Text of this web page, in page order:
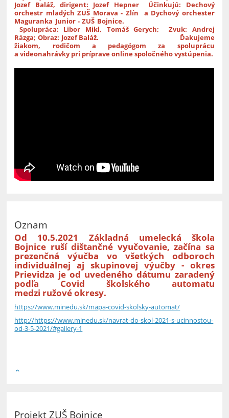
Jozef Baláž, dirigent: Jozef Hepner Účinkujú: Dechový
orchestr mladých ZUŠ Morava - Zlín a Dychový orchester
Maguranka Junior - ZUŠ Bojnice.
Spolupráca: Libor Mikl, Tomáš Gerych;
Zvuk: Andrej
Rázga;Obraz: Jozef Baláž. Ďakujeme
žiakom, rodičom a pedagógom za spoluprácu
a videonahrávky pri príprave online spoločného vystúpenia.
Oznam
Od 10.5.2021 Základná umelecká škola
Bojnice ruší dištančné vyučovanie, začína sa
prezenčná výučba vo všetkých odboroch
individuálnej aj skupinovej výučby - okres
Prievidza je od uvedeného dátumu zaradený
podľa Covid školského automatu
medzi ružové okresy.
https://www.minedu.sk/mapa-covid-skolsky-automat/
http://https://www.minedu.sk/navrat-do-skol-2021-s-ucinnostou-
od-3-5-2021/#gallery-1
Projekt ZUŠ Bojnice